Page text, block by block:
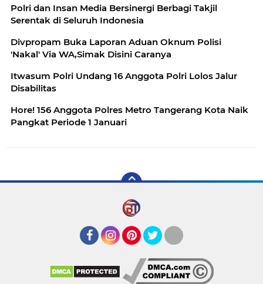
Polri dan Insan Media Bersinergi Berbagi Takjil
Serentak di Seluruh Indonesia
Divpropam Buka Laporan Aduan Oknum Polisi
'Nakal' Via WA,Simak Disini Caranya
Itwasum Polri Undang 16 Anggota Polri Lolos Jalur
Disabilitas
Hore! 156 Anggota Polres Metro Tangerang Kota Naik
Pangkat Periode 1 Januari